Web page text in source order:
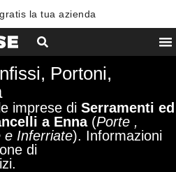
la tua azienda
Portoni,
imprese di Serramenti ed
a Enna(Porte ,
e Inferriate). Informazioni
di